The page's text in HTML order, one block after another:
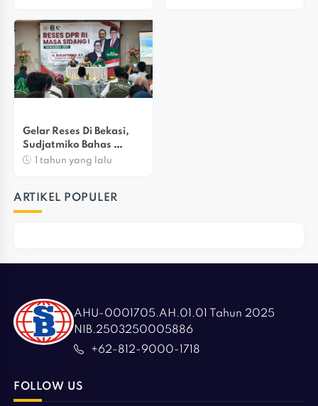
Gelar Reses Di Bekasi,
Sudjatmiko Bahas
Infrastruktur Dan
1 tahun yang lalu
ARTIKEL POPULER
AHU-0001705.AH.01.01 Tahun 2025
NIB.2503250005886
+62-812-9000-1718
FOLLOW US